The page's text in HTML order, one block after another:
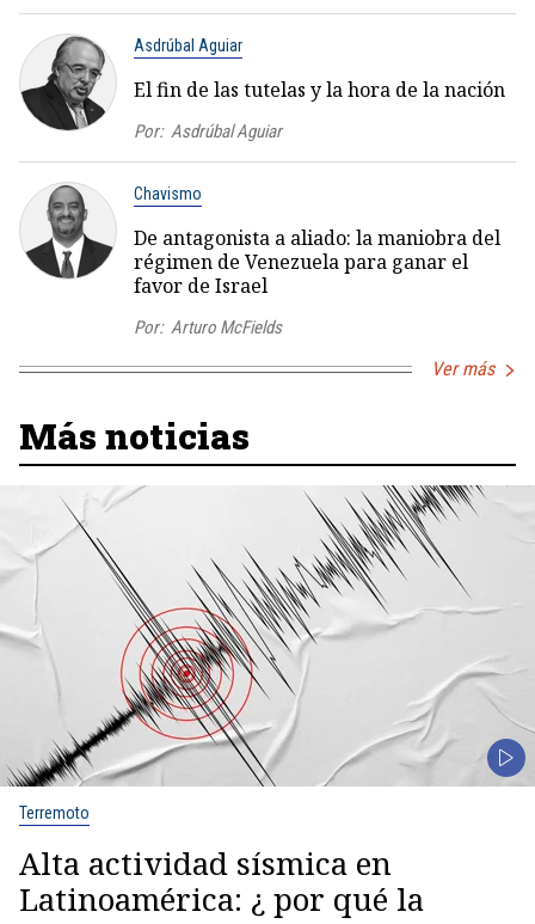
Asdrúbal Aguiar
El fin de las tutelas y la hora de la nación
Por: Asdrúbal Aguiar
Chavismo
De antagonista a aliado: la maniobra del
régimen de Venezuela para ganar el
favor de Israel
Por: Arturo McFields
Ver más
Más noticias
Terremoto
Alta actividad sísmica en
Latinoamérica: ¿ por qué la